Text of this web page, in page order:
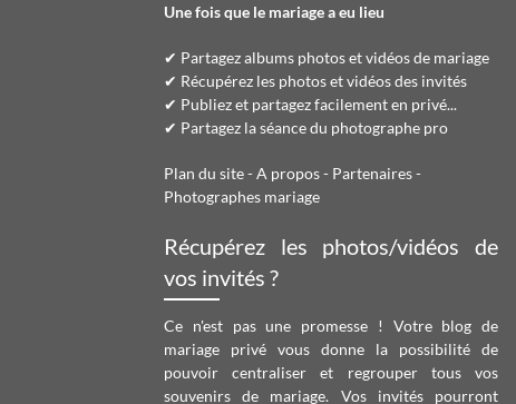
Une fois que le mariage a eu lieu
✔ Partagez albums photos et vidéos de mariage
✔ Récupérez les photos et vidéos des invités
✔ Publiez et partagez facilement en privé...
✔ Partagez la séance du photographe pro
Plan du site-A propos- Partenaires-
Photographes mariage
Récupérez les photos/vidéos de
vos invités ?
Ce n'est pas une promesse ! Votre blog de
mariage privé vous donne la possibilité de
pouvoir centraliser et regrouper tous vos
souvenirs de mariage. Vos invités pourront